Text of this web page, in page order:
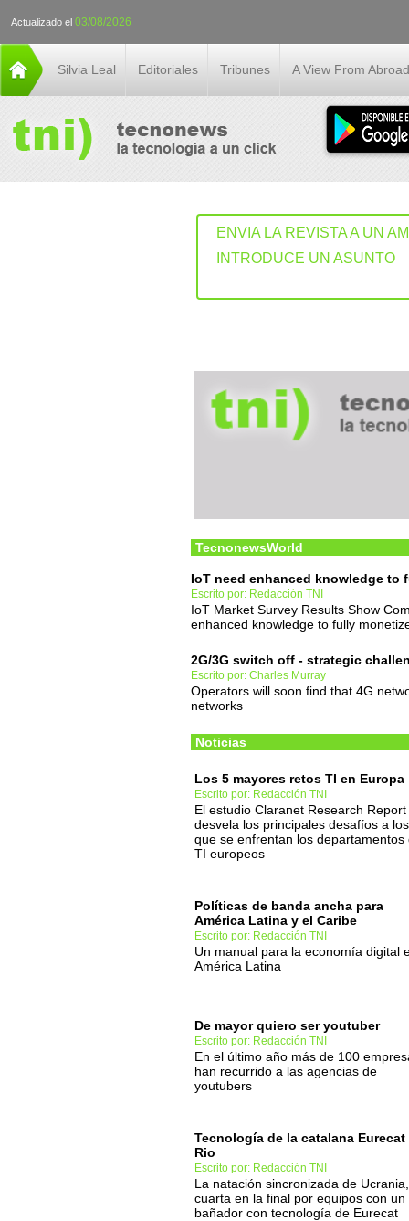
Actualizado el 03/08/2026
Silvia Leal Editoriales Tribunes A View From Abroad
ENVIA LA REVISTA A UN
INTRODUCE UN ASUNTO
TecnonewsWorld
IoT need enhanced knowledge to
Escrito por: Redacción TNI
IoT Market Survey Results Show
enhanced knowledge to fully
2G/3G switch off - strategic
Escrito por: Charles Murray
Operators will soon find that 4G
networks
Noticias
Los 5 mayores retos TI en Europa
Escrito por: Redacción TNI
El estudio Claranet Research Report
desvela los principales desafíos a los
que se enfrentan los departamentos
TI europeos
Políticas de banda ancha para
América Latina y el Caribe
Escrito por: Redacción TNI
Un manual para la economía digital
América Latina
De mayor quiero ser youtuber
Escrito por: Redacción TNI
En el último año más de 100
han recurrido a las agencias de
youtubers
Tecnología de la catalana Eurecat
Rio
Escrito por: Redacción TNI
La natación sincronizada de Ucrania,
cuarta en la final por equipos con un
bañador con tecnología de Eurecat